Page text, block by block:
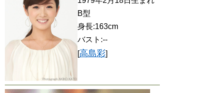
B型
身長:163cm
バスト:--
[高島彩]